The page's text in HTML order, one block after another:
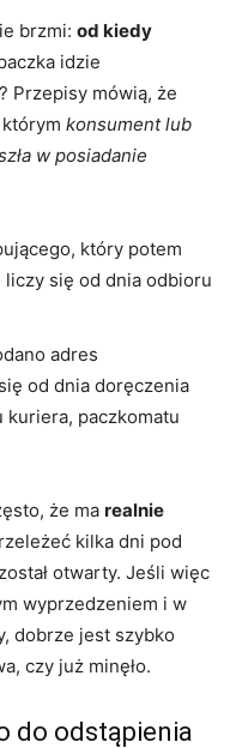
brzmi: od kiedy
idzie
Przepisy mówią, że
konsument lub
w posiadanie
który potem
się od dnia odbioru
adres
od dnia doręczenia
kuriera, paczkomatu
że ma realnie
kilka dni pod
otwarty. Jeśli więc
wyprzedzeniem i w
dobrze jest szybko
czy już minęło.
do odstąpienia